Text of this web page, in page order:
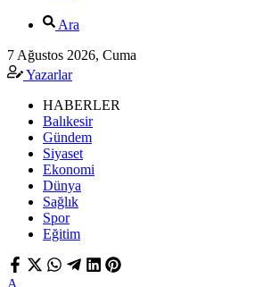
Ara
7 Ağustos 2026, Cuma
Yazarlar
HABERLER
Balıkesir
Gündem
Siyaset
Ekonomi
Dünya
Sağlık
Spor
Eğitim